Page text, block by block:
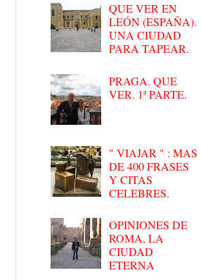
QUE VER EN
LEÓN (ESPAÑA).
UNA CIUDAD
PARA TAPEAR.
PRAGA. QUE
VER. 1ª PARTE.
" VIAJAR " : MAS
DE 400 FRASES
Y CITAS
CELEBRES.
OPINIONES DE
ROMA, LA
CIUDAD
ETERNA